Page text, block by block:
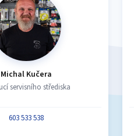
Michal Kučera
servisního střediska
603 533 538